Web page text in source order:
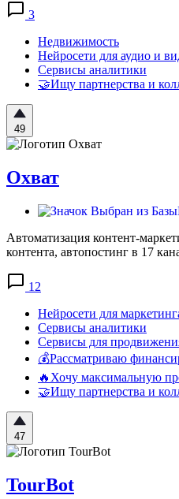
3
Недвижимость
Нейросети для аудио и
Сервисы аналитики
🤝Ищу партнерства и
49
Охват
Автоматизация контент-
контента, автопостинг в 17
12
Нейросети для
Сервисы аналитики
Сервисы для
💰Рассматриваю
🔥Хочу максимальную
🤝Ищу партнерства и
47
TourBot